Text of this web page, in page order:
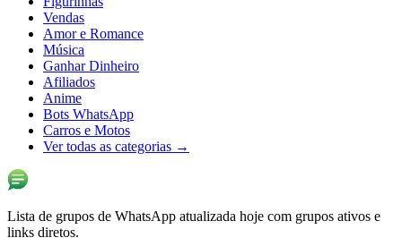
Vendas
Amor e Romance
Música
Ganhar Dinheiro
Afiliados
Anime
Bots WhatsApp
Carros e Motos
Ver todas as categorias →
Lista de grupos de WhatsApp atualizada hoje com grupos ativos e
links diretos.